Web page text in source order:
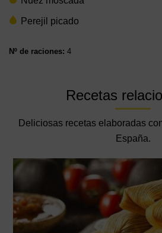
Perejil picado
Nº de raciones: 4
Recetas
Deliciosas recetas elaboradas
España.